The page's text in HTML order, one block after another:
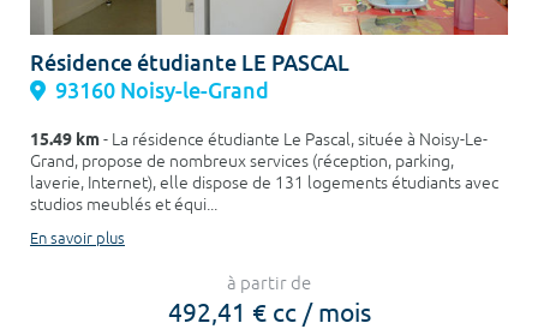
Résidence étudiante LE PASCAL
93160 Noisy-le-Grand
15.49 km- La résidence étudiante Le Pascal, située à Noisy-Le-
Grand, propose de nombreux services (réception, parking,
laverie, Internet), elle dispose de 131 logements étudiants avec
studios meublés et équi...
En savoir plus
à partir de
492,41 € cc / mois